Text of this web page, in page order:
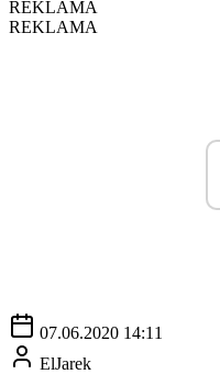
REKLAMA
REKLAMA
07.06.2020 14:11
ElJarek